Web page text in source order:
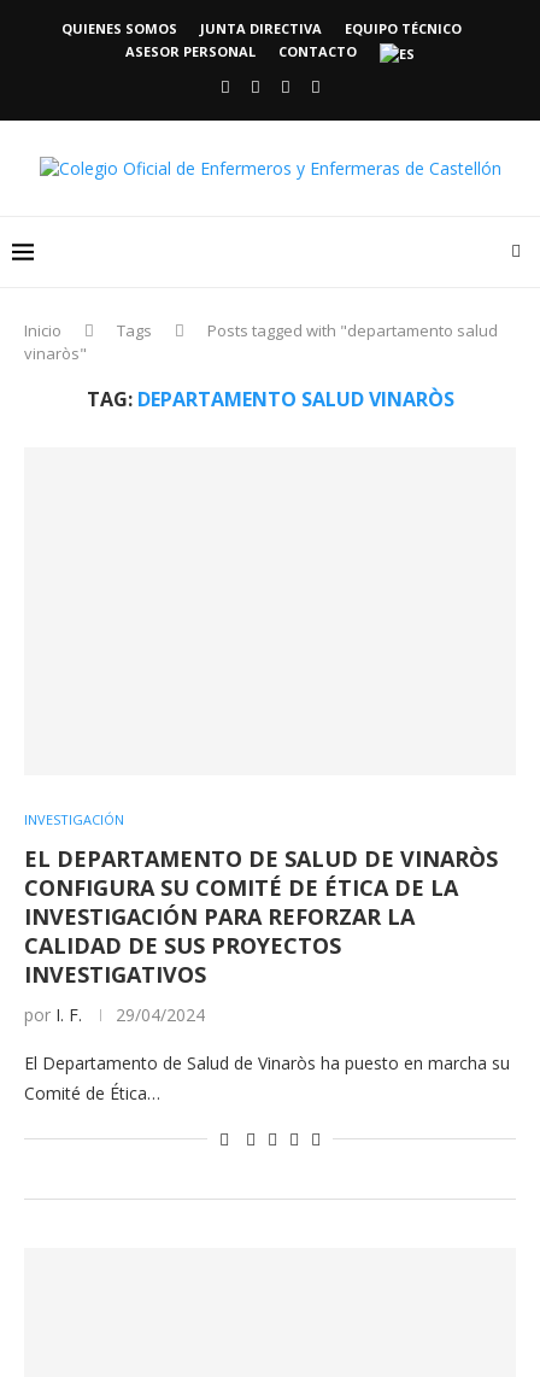
QUIENES SOMOS JUNTA DIRECTIVA
EQUIPO TÉCNICO
ASESOR PERSONAL
CONTACTO
Inicio Tags
Posts tagged with "departamento salud
vinaròs"
TAG: DEPARTAMENTO SALUD VINARÒS
INVESTIGACIÓN
EL DEPARTAMENTO DE SALUD DE VINARÒS
CONFIGURA SU COMITÉ DE ÉTICA DE LA
INVESTIGACIÓN PARA REFORZAR LA
CALIDAD DE SUS PROYECTOS
INVESTIGATIVOS
por I. F. 29/04/2024
El Departamento de Salud de Vinaròs ha puesto en marcha su
Comité de Ética…